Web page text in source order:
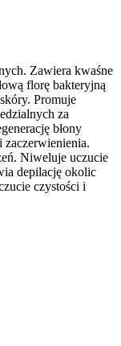
Zawiera kwaśne
florę bakteryjną
Promuje
za
błony
Niweluje uczucie
depilację okolic
czystości i